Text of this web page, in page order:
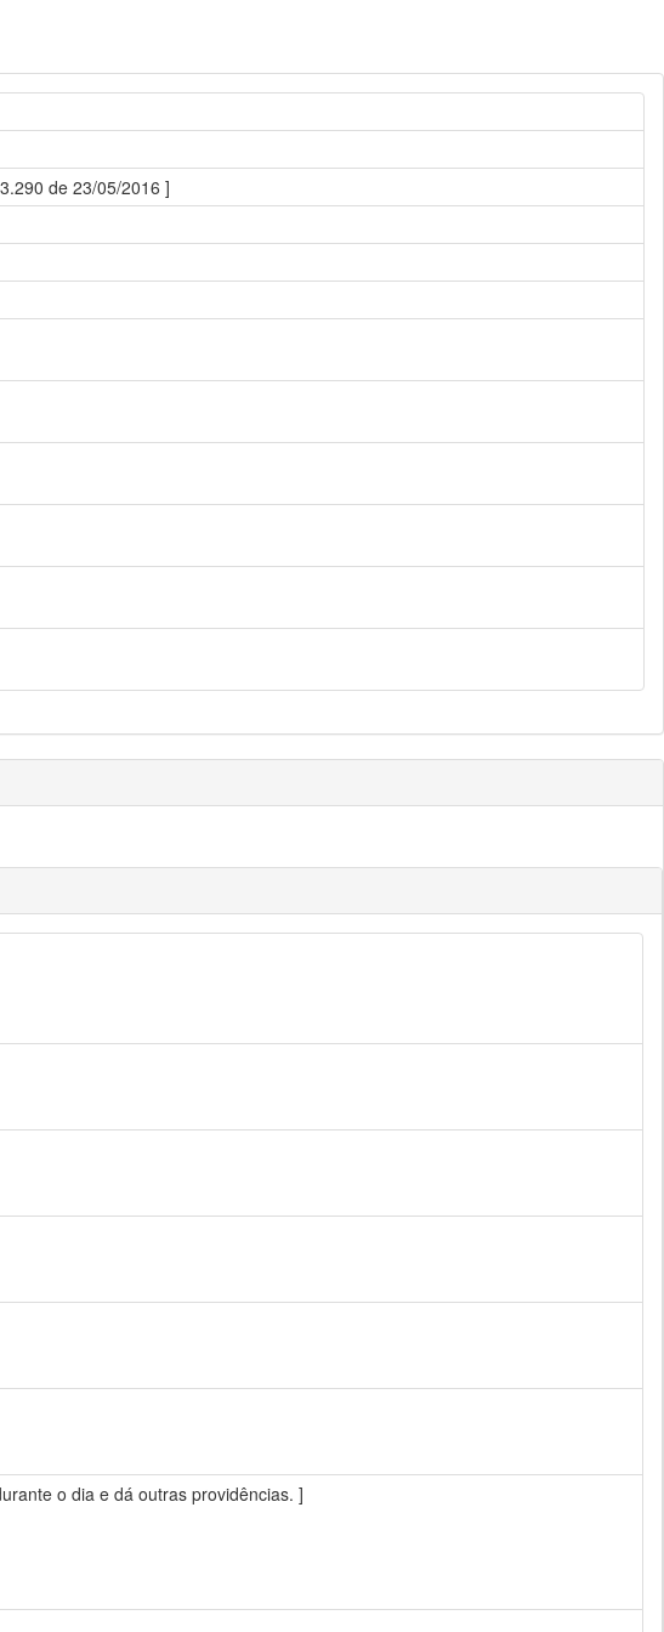
de 23/05/2016 ]
o dia e dá outras providências. ]